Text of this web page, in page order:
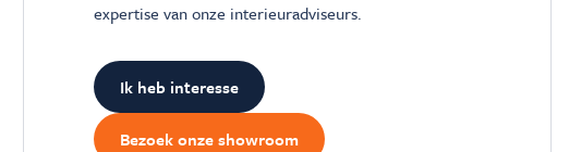
expertise van onze interieuradviseurs.
Ik heb interesse
Bezoek onze showroom